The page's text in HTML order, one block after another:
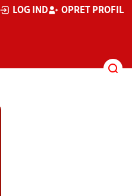
LOG IND OPRET PROFIL